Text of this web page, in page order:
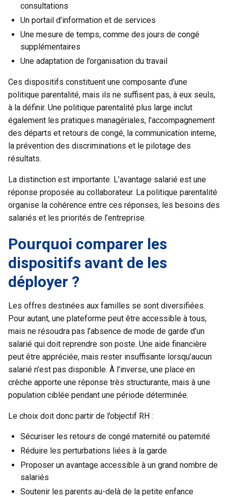
consultations
Un portail d’information et de services
Une mesure de temps, comme des jours de congé
supplémentaires
Une adaptation de l’organisation du travail
Ces dispositifs constituent une composante d’une
politique parentalité, mais ils ne suffisent pas, à eux seuls,
à la définir. Une politique parentalité plus large inclut
également les pratiques managériales, l’accompagnement
des départs et retours de congé, la communication interne,
la prévention des discriminations et le pilotage des
résultats.
La distinction est importante. L’avantage salarié est une
réponse proposée au collaborateur. La politique parentalité
organise la cohérence entre ces réponses, les besoins des
salariés et les priorités de l’entreprise.
Pourquoi comparer les
dispositifs avant de les
déployer ?
Les offres destinées aux familles se sont diversifiées.
Pour autant, une plateforme peut être accessible à tous,
mais ne résoudra pas l’absence de mode de garde d’un
salarié qui doit reprendre son poste. Une aide financière
peut être appréciée, mais rester insuffisante lorsqu’aucun
salarié n’est pas disponible. À l’inverse, une place en
crèche apporte une réponse très structurante, mais à une
population ciblée pendant une période déterminée.
Le choix doit donc partir de l’objectif RH :
Sécuriser les retours de congé maternité ou paternité
Réduire les perturbations liées à la garde
Proposer un avantage accessible à un grand nombre de
salariés
Soutenir les parents au-delà de la petite enfance